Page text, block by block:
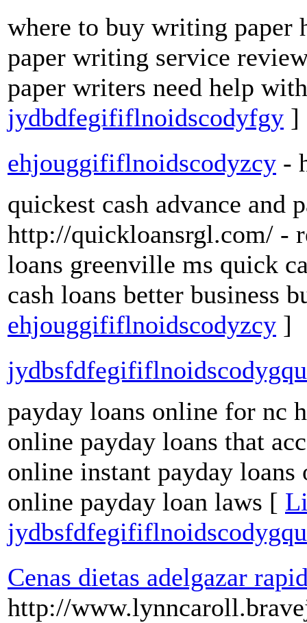
where to buy writing paper
paper writing service
paper writers need help
jydbdfegififlnoidscodyfgy ]
ehjouggififlnoidscodyzcy -
quickest cash advance and
http://quickloansrgl.com/ -
loans greenville ms quick
cash loans better business
ehjouggififlnoidscodyzcy ]
jydbsfdfegififlnoidscodygqu
payday loans online for nc
online payday loans that
online instant payday loans
online payday loan laws [
jydbsfdfegififlnoidscodygqu
Cenas dietas adelgazar
http://